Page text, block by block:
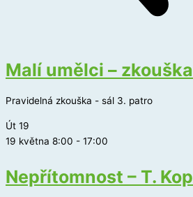
Malí umělci – zkouška
Pravidelná zkouška - sál 3. patro
Út 19
19 května 8:00 - 17:00
Nepřítomnost – T.